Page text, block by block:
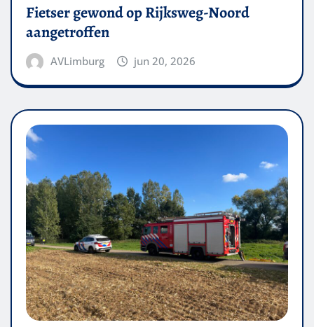
Fietser gewond op Rijksweg-Noord
aangetroffen
AVLimburg jun 20, 2026